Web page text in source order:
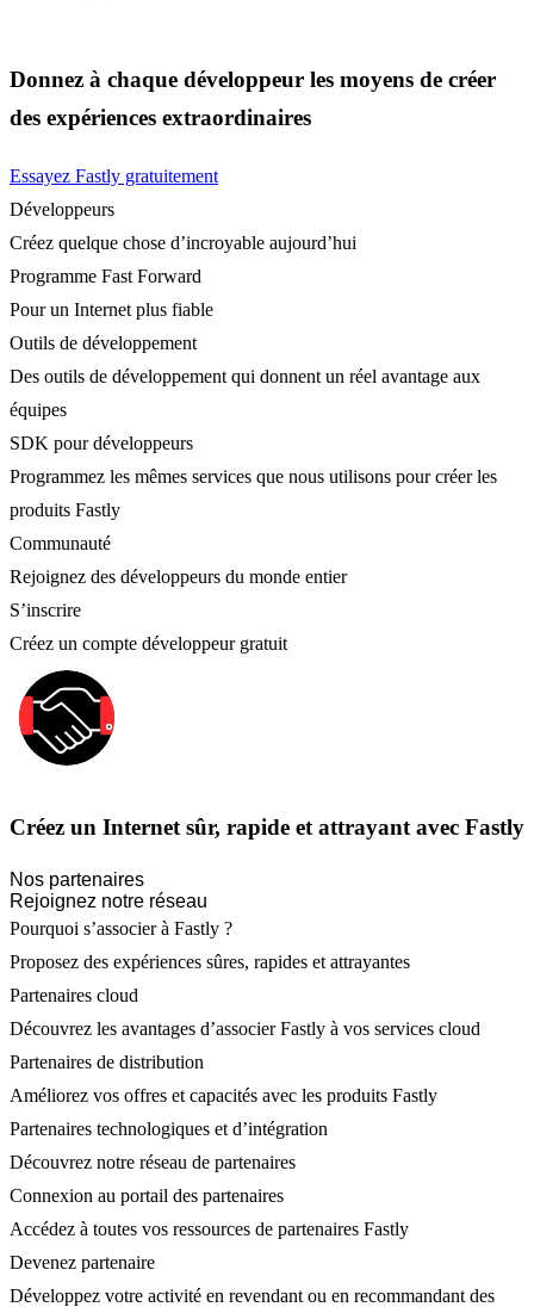
Donnez à chaque développeur les moyens de créer
des expériences extraordinaires
Essayez Fastly gratuitement
Développeurs
Créez quelque chose d’incroyable aujourd’hui
Programme Fast Forward
Pour un Internet plus fiable
Outils de développement
Des outils de développement qui donnent un réel avantage aux
équipes
SDK pour développeurs
Programmez les mêmes services que nous utilisons pour créer les
produits Fastly
Communauté
Rejoignez des développeurs du monde entier
S’inscrire
Créez un compte développeur gratuit
Créez un Internet sûr, rapide et attrayant avec Fastly
Nos partenaires
Rejoignez notre réseau
Pourquoi s’associer à Fastly ?
Proposez des expériences sûres, rapides et attrayantes
Partenaires cloud
Découvrez les avantages d’associer Fastly à vos services cloud
Partenaires de distribution
Améliorez vos offres et capacités avec les produits Fastly
Partenaires technologiques et d’intégration
Découvrez notre réseau de partenaires
Connexion au portail des partenaires
Accédez à toutes vos ressources de partenaires Fastly
Devenez partenaire
Développez votre activité en revendant ou en recommandant des